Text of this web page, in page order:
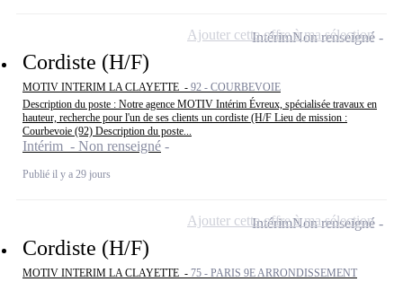
Cordiste (H/F)
MOTIV INTERIM LA CLAYETTE - 92 - COURBEVOIE
Description du poste : Notre agence MOTIV Intérim Évreux, spécialisée travaux en
hauteur, recherche pour l'un de ses clients un cordiste (H/F Lieu de mission :
Courbevoie (92) Description du poste...
Intérim - Non renseigné
Publié il y a 29 jours
IntérimNon renseigné
Ajouter cette offre à ma sélection
Cordiste (H/F)
MOTIV INTERIM LA CLAYETTE - 75 - PARIS 9E ARRONDISSEMENT
IntérimNon renseigné
Ajouter cette offre à ma sélection